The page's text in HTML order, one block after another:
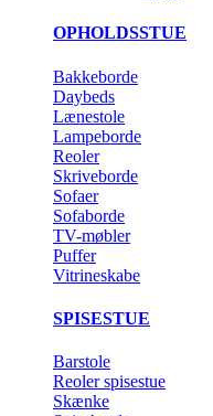
OPHOLDSSTUE
Bakkeborde
Daybeds
Lænestole
Lampeborde
Reoler
Skriveborde
Sofaer
Sofaborde
TV-møbler
Puffer
Vitrineskabe
SPISESTUE
Barstole
Reoler spisestue
Skænke